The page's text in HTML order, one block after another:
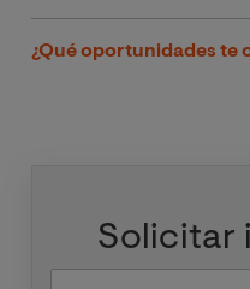
¿Qué oportunidades te
Solicitar